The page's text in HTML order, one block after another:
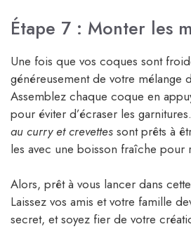
Étape 7 : Monter les
Une fois que vos coques sont
généreusement de votre mélange
Assemblez chaque coque en
pour éviter d’écraser les
au curry et crevettes sont prêts à
les avec une boisson fraîche pour
Alors, prêt à vous lancer dans
Laissez vos amis et votre famille
secret, et soyez fier de votre